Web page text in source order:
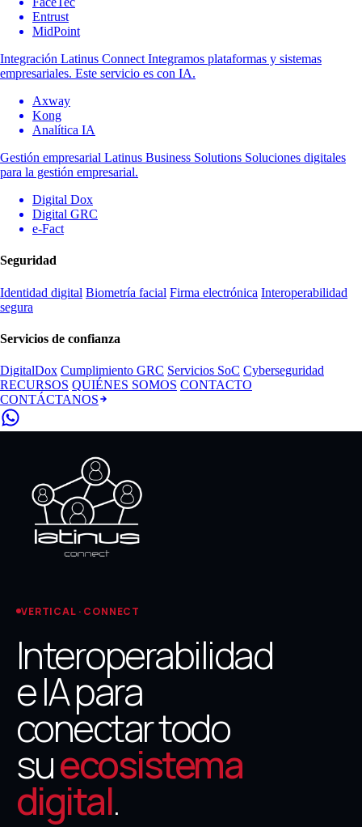
Entrust
MidPoint
Integración Latinus Connect Integramos plataformas y sistemas
empresariales. Este servicio es con IA.
Axway
Kong
Analítica IA
Gestión empresarial Latinus Business Solutions Soluciones digitales
para la gestión empresarial.
Digital Dox
Digital GRC
e-Fact
Seguridad
Identidad digital Biometría facial Firma electrónica Interoperabilidad
segura
Servicios de confianza
DigitalDox Cumplimiento GRC Servicios SoC Cyberseguridad
RECURSOS QUIÉNES SOMOS CONTACTO
CONTÁCTANOS
VERTICAL · CONNECT
Interoperabilidad
e IA para
conectar todo
suecosistema
digital.